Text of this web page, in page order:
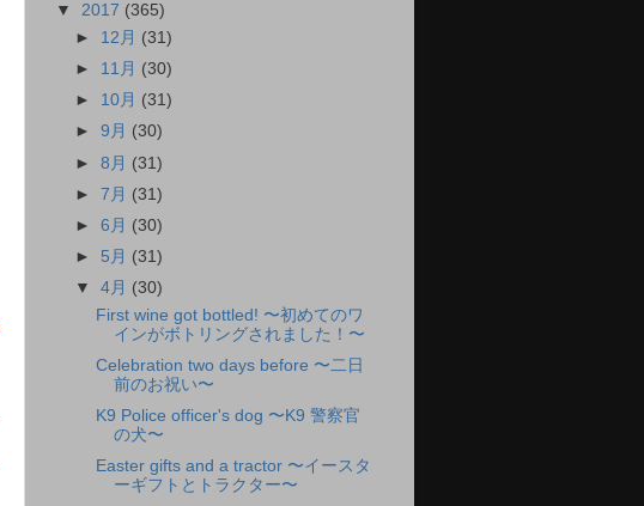
▼ 2017 (365)
► 12月 (31)
► 11月 (30)
► 10月 (31)
►9月 (30)
►8月 (31)
►7月 (31)
►6月 (30)
► 5月 (31)
▼4月 (30)
First wine got bottled! 〜初めてのワ
インがボトリングされました！〜
Celebration two days before 〜二日
前のお祝い〜
K9 Police officer's dog 〜K9 警察官
の犬〜
Easter gifts and a tractor 〜イースタ
ーギフトとトラクター〜